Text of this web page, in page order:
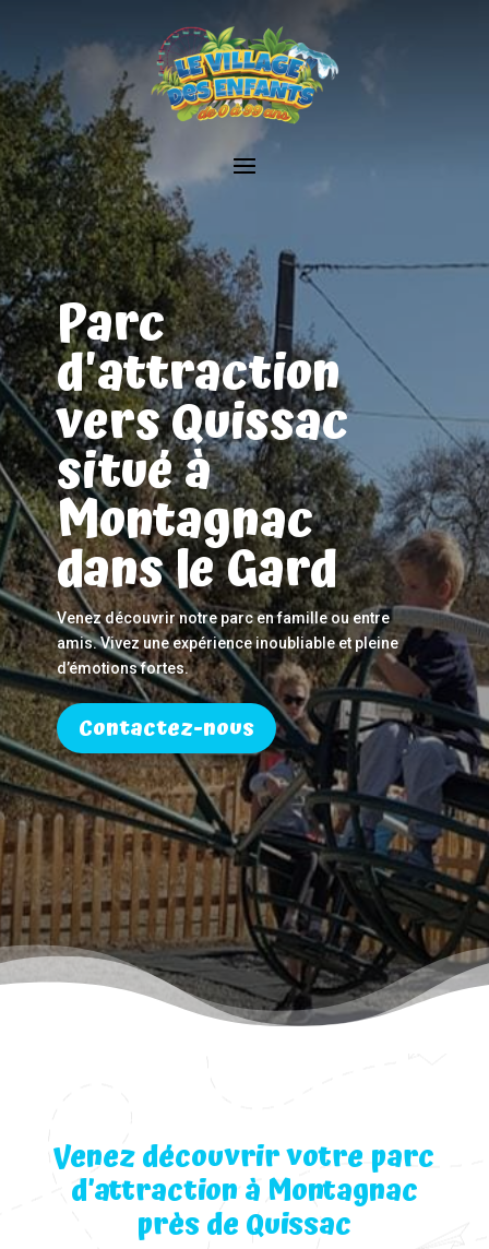
Parc
d'attraction
vers Quissac
situé à
Montagnac
dans le Gard
Venez découvrir notre parc en famille ou entre
amis. Vivez une expérience inoubliable et pleine
d’émotions fortes.
Contactez-nous
Venez découvrir votre parc
d’attraction à Montagnac
près de Quissac